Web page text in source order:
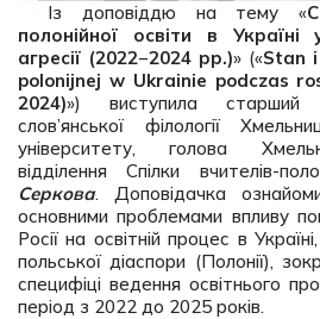
Із доповіддю на тему «
полонійної освіти в Україні
агресії (2022−2024 рр.)» («Stan
polonijnej w Ukrainie podczas
2024)») виступила старший
слов’янської філології
університету, голова
відділення Спілки вчителів-
Серкова. Доповідачка
основними проблемами впливу
Росії на освітній процес в
польської діаспори (Полонії),
специфіці ведення освітнього
період з 2022 до 2025 років.